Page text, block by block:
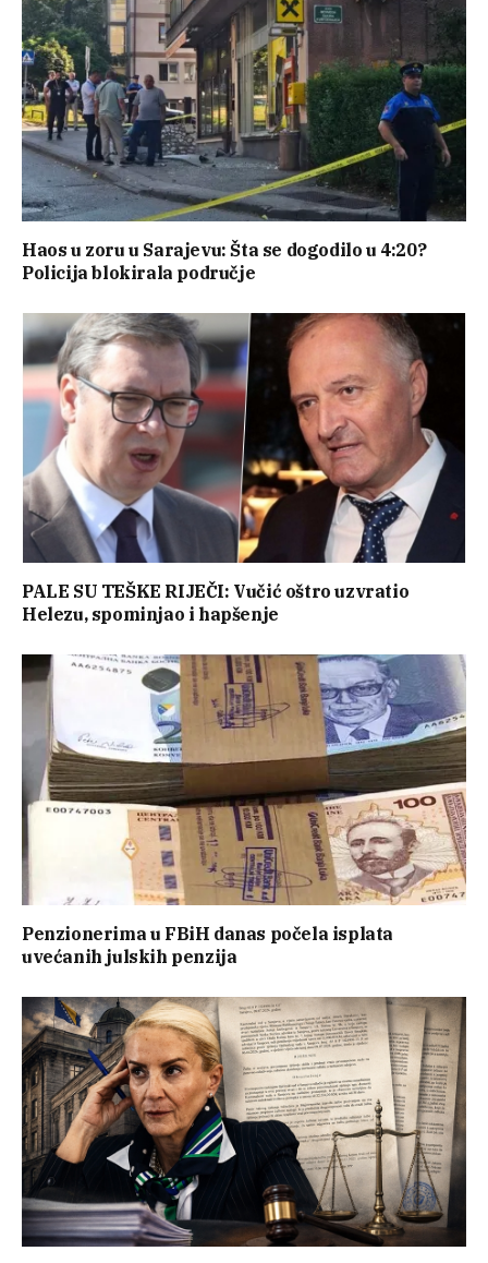
Haos u zoru u Sarajevu: Šta se dogodilo u 4:20?
Policija blokirala područje
PALE SU TEŠKE RIJEČI: Vučić oštro uzvratio
Helezu, spominjao i hapšenje
Penzionerima u FBiH danas počela isplata
uvećanih julskih penzija